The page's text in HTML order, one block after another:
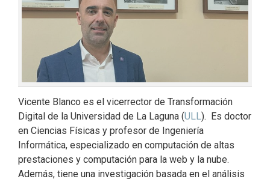
Vicente Blanco es el vicerrector de Transformación
Digital de la Universidad de La Laguna (ULL). Es doctor
en Ciencias Físicas y profesor de Ingeniería
Informática, especializado en computación de altas
prestaciones y computación para la web y la nube.
Además, tiene una investigación basada en el análisis